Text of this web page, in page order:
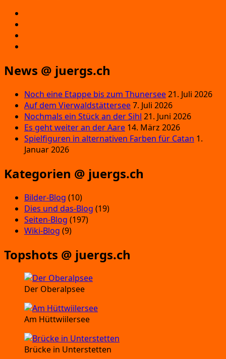
News @ juergs.ch
Noch eine Etappe bis zum Thunersee21. Juli 2026
Auf dem Vierwaldstättersee7. Juli 2026
Nochmals ein Stück an der Sihl 21. Juni 2026
Es geht weiter an der Aare 14. März 2026
Spielfiguren in alternativen Farben für Catan 1.
Januar 2026
Kategorien @ juergs.ch
Bilder-Blog (10)
Dies und das-Blog (19)
Seiten-Blog (197)
Wiki-Blog (9)
Topshots @ juergs.ch
Der Oberalpsee
Am Hüttwiilersee
Brücke in Unterstetten